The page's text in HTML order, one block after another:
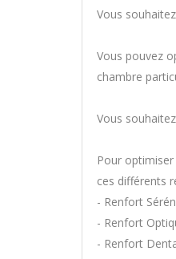
Vous
Vous pouvez
chambre
Vous
Pour
ces différents
- Renfort
- Renfort
- Renfort